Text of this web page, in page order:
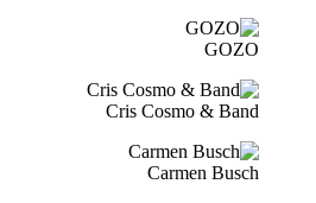
GOZO
Cris Cosmo & Band
Carmen Busch